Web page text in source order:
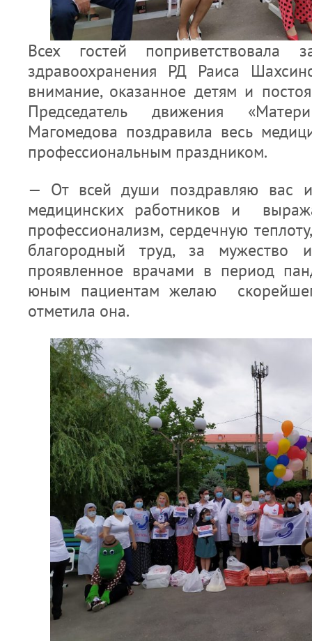
Всех гостей поприветствовала
здравоохранения РД Раиса
внимание, оказанное детям и
Председатель движения
Магомедова поздравила весь
профессиональным праздником.
— От всей души поздравляю вас
медицинских работников и
профессионализм, сердечную
благородный труд, за мужество и
проявленное врачами в период
юным пациентам желаю
отметила она.